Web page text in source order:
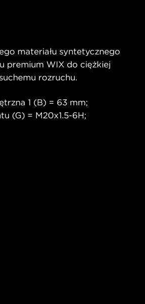
materiału syntetycznego
premium WIX do ciężkiej
rozruchu.
1 (B) = 63 mm;
(G) = M20x1.5-6H;